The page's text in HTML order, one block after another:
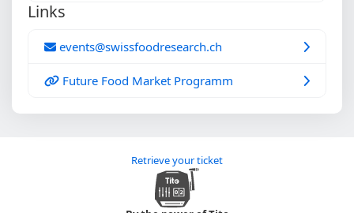
Links
events@swissfoodresearch.ch
Future Food Market Programm
Retrieve your ticket